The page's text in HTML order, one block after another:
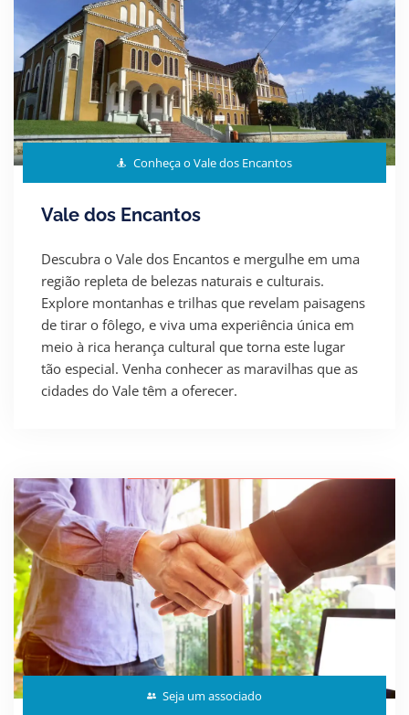
Conheça o Vale dos Encantos
Vale dos Encantos
Descubra o Vale dos Encantos e mergulhe em uma
região repleta de belezas naturais e culturais.
Explore montanhas e trilhas que revelam paisagens
de tirar o fôlego, e viva uma experiência única em
meio à rica herança cultural que torna este lugar
tão especial. Venha conhecer as maravilhas que as
cidades do Vale têm a oferecer.
Seja um associado